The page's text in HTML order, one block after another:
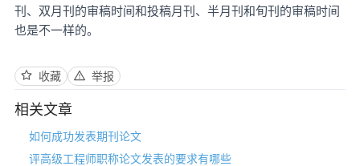
刊、双月刊的审稿时间和投稿月刊、半月刊和旬刊的审稿时间
也是不一样的。
收藏 举报
相关文章
如何成功发表期刊论文
评高级工程师职称论文发表的要求有哪些